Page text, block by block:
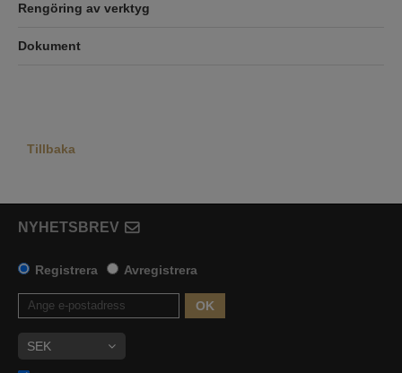
Rengöring av verktyg
Dokument
Tillbaka
NYHETSBREV
Registrera Avregistrera
OK